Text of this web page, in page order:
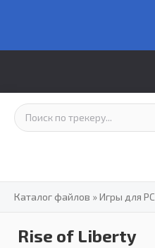
Каталог файлов »Игры для PC
Rise of Liberty